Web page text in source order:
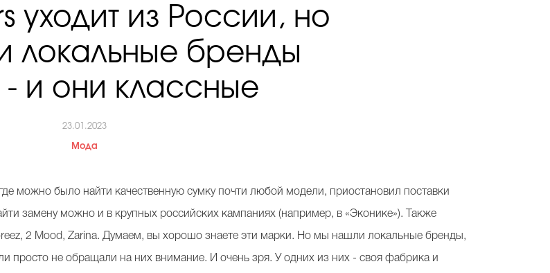
уходит из России, но
локальные бренды
- и они классные
23.01.2023
Мода
можно было найти качественную сумку почти любой модели, приостановил поставки
замену можно и в крупных российских кампаниях (например, в «Эконике»). Также
2 Mood, Zarina. Думаем, вы хорошо знаете эти марки. Но мы нашли локальные бренды,
просто не обращали на них внимание. И очень зря. У одних из них - своя фабрика и